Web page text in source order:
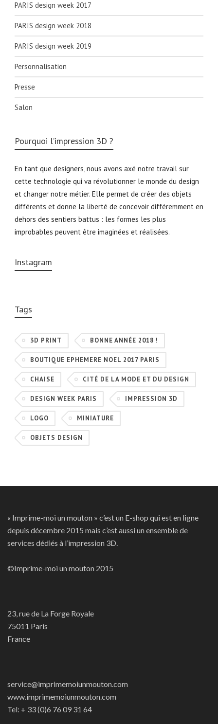
PARIS design week 2017
PARIS design week 2018
PARIS design week 2019
Personnalisation
Presse
Salon
Pourquoi l’impression 3D ?
En tant que designers, nous avons axé notre travail sur
cette technologie qui va révolutionner le monde du design
et changer notre métier. Elle permet de créer des objets
différents et donne la liberté de concevoir différemment en
dehors des sentiers battus : les formes les plus
improbables peuvent être imaginées et réalisées.
Instagram
Tags
3D PRINT BONNE ANNÉE 2018 !
BOUTIQUE EPHEMERE NOEL 2017 PARIS
CHAISE CITÉ DE LA MODE ET DU DESIGN
DESIGN WEEK PARIS IMPRESSION 3D
LOGO MINIATURE
OBJETS DESIGN
« Imprime-moi un mouton » c’est un E-shop qui est en ligne
depuis décembre 2015 mais c’est aussi un ensemble de
services dédiés à l’impression 3D.
©Imprime-moi un mouton 2015
23, rue de La Forge Royale
75011 Paris
France
service@imprimemoiunmouton.com
www.imprimemoiunmouton.com
Tel: + 33 (0)6 76 09 31 64